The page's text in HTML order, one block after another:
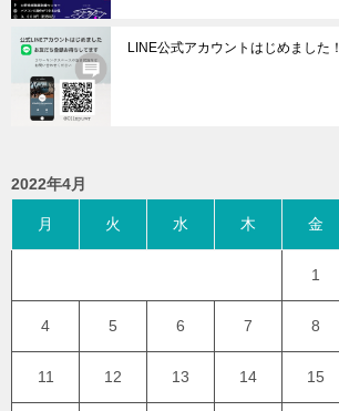
LINE公式アカウントはじめました！
2022年4月
月 火 水 木 金
1
4 5 6 7 8
11 12 13 14 15